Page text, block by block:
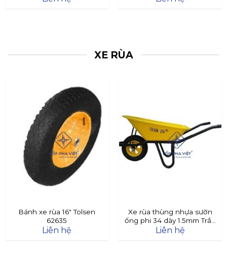
XE RÙA
Bánh xe rùa 16″ Tolsen
62635
Liên hệ
Xe rùa thùng nhựa sườn
ống phi 34 dày 1.5mm Trần
Đà
Liên hệ